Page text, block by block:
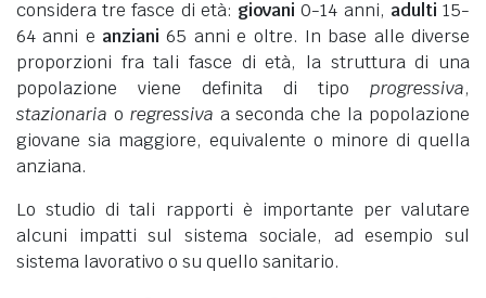
considera tre fasce di età: giovani 0-14 anni, adulti 15-
64 anni e anziani 65 anni e oltre. In base alle diverse
proporzioni fra tali fasce di età, la struttura di una
popolazione viene definita di tipo progressiva,
stazionaria o regressiva a seconda che la popolazione
giovane sia maggiore, equivalente o minore di quella
anziana.
Lo studio di tali rapporti è importante per valutare
alcuni impatti sul sistema sociale, ad esempio sul
sistema lavorativo o su quello sanitario.